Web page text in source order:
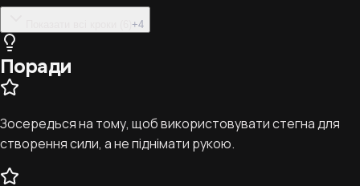
+4
Поради
Зосередься на тому, щоб використовувати стегна для
створення сили, а не піднімати рукою.